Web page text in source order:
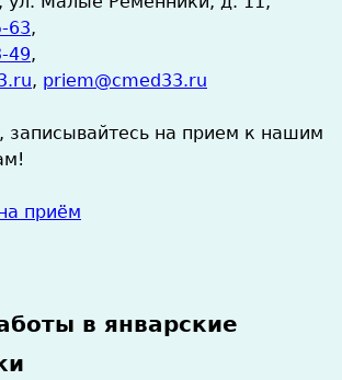
63,
49,
, priem@cmed33.ru
записывайтесь на прием к нашим
приём
в январские